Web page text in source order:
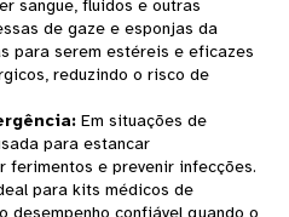
sangue, fluidos e outras
de gaze e esponjas da
para serem estéreis e eficazes
reduzindo o risco de
: Em situações de
para estancar
ferimentos e prevenir infecções.
para kits médicos de